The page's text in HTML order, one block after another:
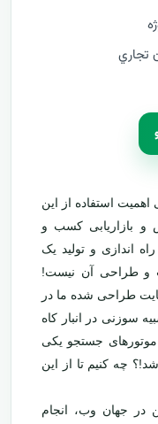
استفاده از این
و بازاریابی کسب و
اندازی و تولید یک
و طراحی آن نیست!
طراحی شده ما در
سوزنی در انبار کاه
جستجو یکی
چه کنیم تا از این
در جهان وب، انجام